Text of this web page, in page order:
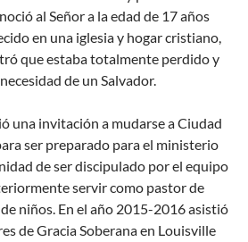
al Señor a la edad de 17 años
en una iglesia y hogar cristiano,
que estaba totalmente perdido y
de un Salvador.
una invitación a mudarse a Ciudad
ser preparado para el ministerio
de ser discipulado por el equipo
servir como pastor de
niños. En el año 2015-2016 asistió
de Gracia Soberana en Louisville